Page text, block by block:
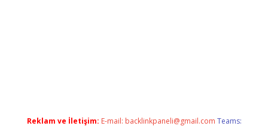
Reklam ve İletişim: E-mail: backlinkpaneli@gmail.com Teams: